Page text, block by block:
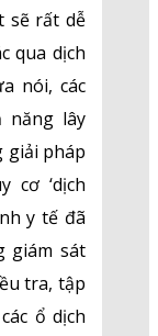
sẽ rất dễ
qua dịch
nói, các
năng lây
giải pháp
cơ ‘dịch
y tế đã
giám sát
tra, tập
ổ dịch